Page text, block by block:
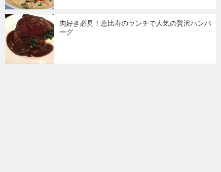
肉好き必見！恵比寿のランチで人気の贅沢ハンバ
ーグ